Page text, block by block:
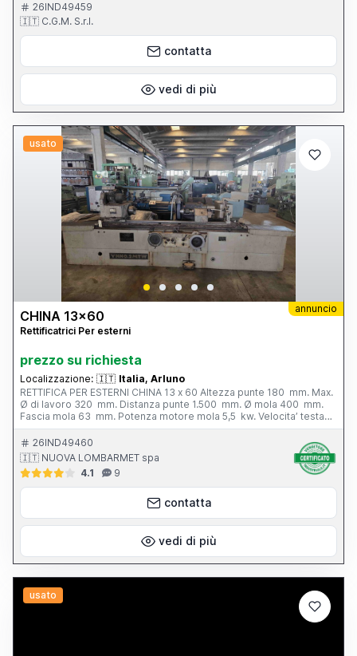
26IND49459
🇮🇹 C.G.M. S.r.l.
contatta
vedi di più
usato
annuncio
CHINA 13x60
Rettificatrici Per esterni
prezzo su richiesta
Localizzazione: 🇮🇹 Italia, Arluno
RETTIFICA PER ESTERNI CHINA 13 x 60 Altezza punte 180 mm. Max.
Ø di lavoro 320 mm. Distanza punte 1.500 mm. Ø mola 400 mm.
Fascia mola 63 mm. Potenza motore mola 5,5 kw. Velocita’ testa
portapezzo - N. 6; 28 - 280 g/min. Inclinazione tavola - 3° / + 6°
Peso totale 3.800 kg. Completa di: - n. 1 autocentrante Ø 165 mm.
- n. 1 lunetta chiusa - vasca con filtro - cunei di livellamento
26IND49460
🇮🇹 NUOVA LOMBARMET spa
4.1
9
contatta
vedi di più
usato